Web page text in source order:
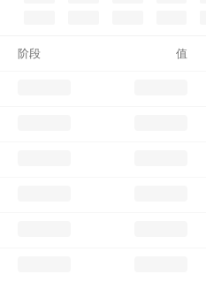
阶段 值